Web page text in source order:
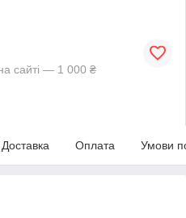
сайті — 1 000 ₴
Доставка Оплата Умови